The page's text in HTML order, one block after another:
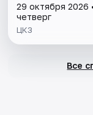
29 октября 2026 •
четверг
ЦКЗ
Все